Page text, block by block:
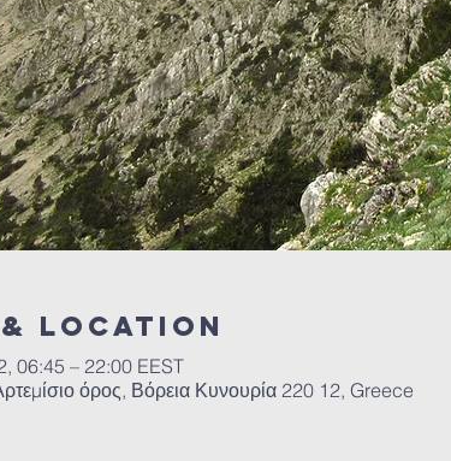
& Location
06:45 – 22:00 EEST
όρος, Βόρεια Κυνουρία 220 12, Greece